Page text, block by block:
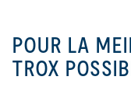
POUR LA
TROX